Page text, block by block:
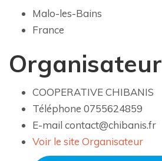
Malo-les-Bains
France
Organisateur
COOPERATIVE CHIBANIS
Téléphone 0755624859
E-mail contact@chibanis.fr
Voir le site Organisateur